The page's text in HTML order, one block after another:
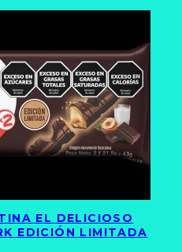
EL DELICIOSO
EDICIÓN LIMITADA